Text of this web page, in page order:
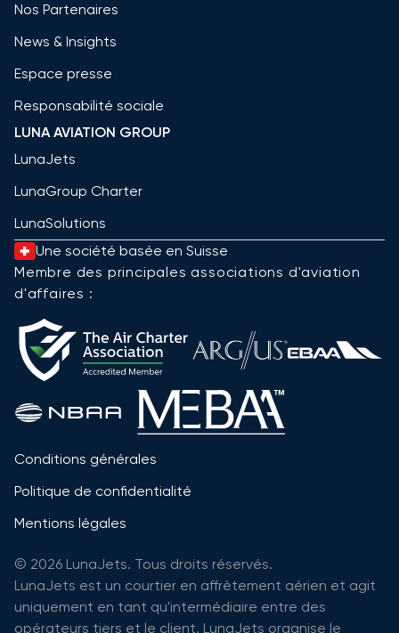
Nos Partenaires
News & Insights
Espace presse
Responsabilité sociale
LUNA AVIATION GROUP
LunaJets
LunaGroup Charter
LunaSolutions
Une société basée en Suisse
Membre des principales associations d'aviation
d'affaires :
Conditions générales
Politique de confidentialité
Mentions légales
© 2026 LunaJets. Tous droits réservés.
LunaJets est un courtier en affrètement aérien et agit
uniquement en tant qu'intermédiaire entre des
opérateurs tiers et le client. LunaJets organise le